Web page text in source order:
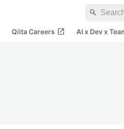
search
Qiita Careers open_in_new AI x Dev x